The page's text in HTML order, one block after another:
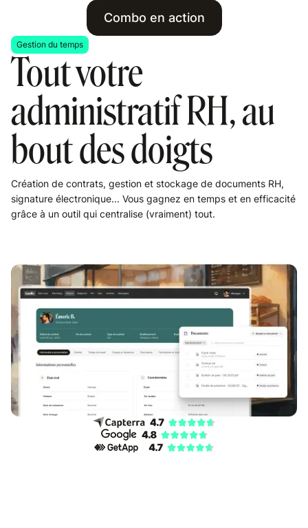
Gestion du temps
Tout votre
administratif RH, au
bout des doigts
Création de contrats, gestion et stockage de documents RH,
signature électronique... Vous gagnez en temps et en efficacité
grâce à un outil qui centralise (vraiment) tout.
Combo en action